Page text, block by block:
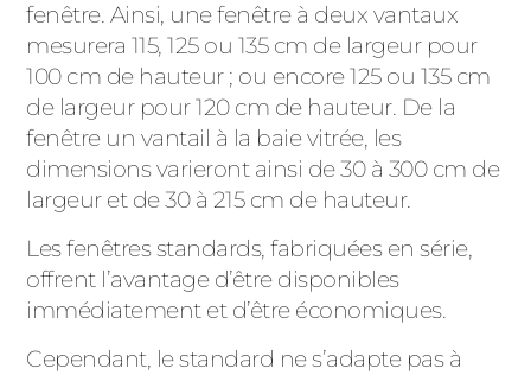
fenêtre. Ainsi, une fenêtre à deux vantaux
mesurera 115, 125 ou 135 cm de largeur pour
100 cm de hauteur ; ou encore 125 ou 135 cm
de largeur pour 120 cm de hauteur. De la
fenêtre un vantail à la baie vitrée, les
dimensions varieront ainsi de 30 à 300 cm de
largeur et de 30 à 215 cm de hauteur.
Les fenêtres standards, fabriquées en série,
offrent l’avantage d’être disponibles
immédiatement et d’être économiques.
Cependant, le standard ne s’adapte pas à